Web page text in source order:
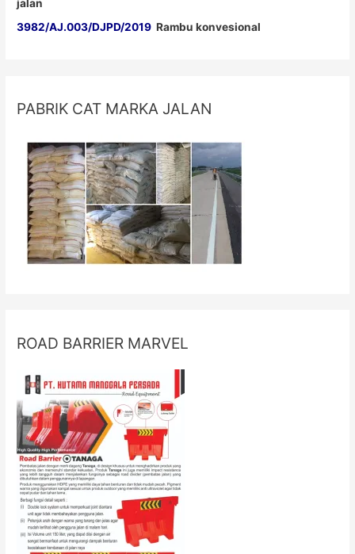
jalan
3982/AJ.003/DJPD/2019 Rambu konvesional
PABRIK CAT MARKA JALAN
ROAD BARRIER MARVEL